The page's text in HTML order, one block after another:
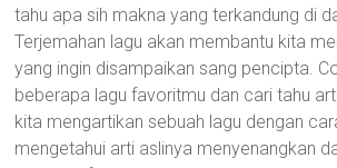
tahu apa sih makna yang terkandung di
Terjemahan lagu akan membantu kita
yang ingin disampaikan sang pencipta.
beberapa lagu favoritmu dan cari tahu
kita mengartikan sebuah lagu dengan
mengetahui arti aslinya menyenangkan